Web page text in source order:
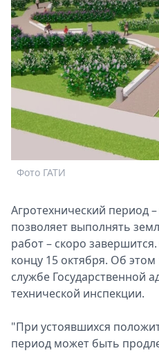
Пресс-
релизы
О
Metro
Стримы
Спецпроекты
Звезды
Выборы
2026
Фото ГАТИ
Агротехнический период
позволяет выполнять
работ – скоро
концу 15 октября. Об этом
службе Государственной
технической инспекции.
"При устоявшихся
период может быть